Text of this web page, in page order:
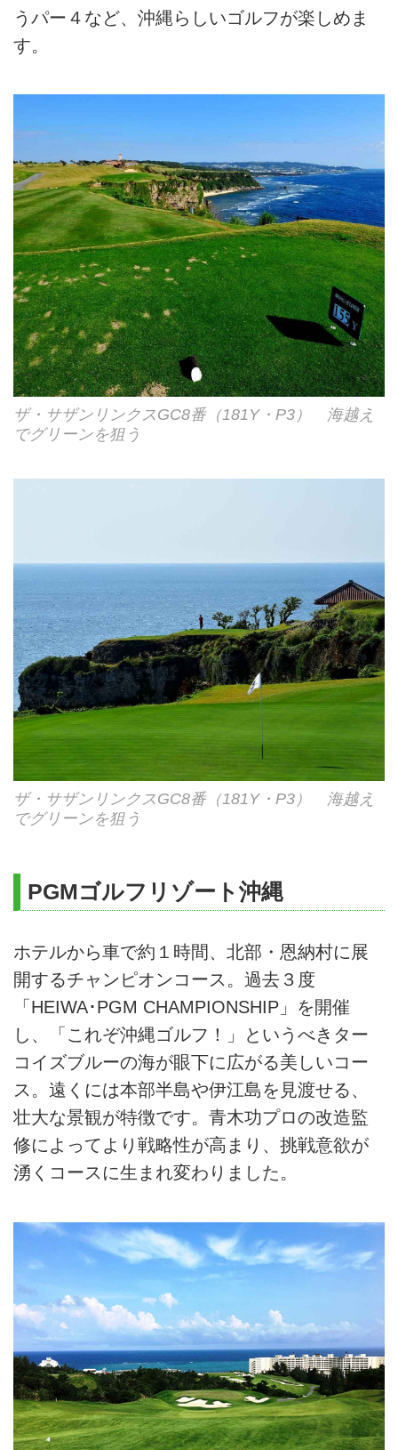
うパー４など、沖縄らしいゴルフが楽しめま
す。
ザ・サザンリンクスGC8番（181Y・P3） 海越え
でグリーンを狙う
ザ・サザンリンクスGC8番（181Y・P3） 海越え
でグリーンを狙う
PGMゴルフリゾート沖縄
ホテルから車で約１時間、北部・恩納村に展
開するチャンピオンコース。過去３度
「HEIWA･PGM CHAMPIONSHIP」を開催
し、「これぞ沖縄ゴルフ！」というべきター
コイズブルーの海が眼下に広がる美しいコー
ス。遠くには本部半島や伊江島を見渡せる、
壮大な景観が特徴です。青木功プロの改造監
修によってより戦略性が高まり、挑戦意欲が
湧くコースに生まれ変わりました。